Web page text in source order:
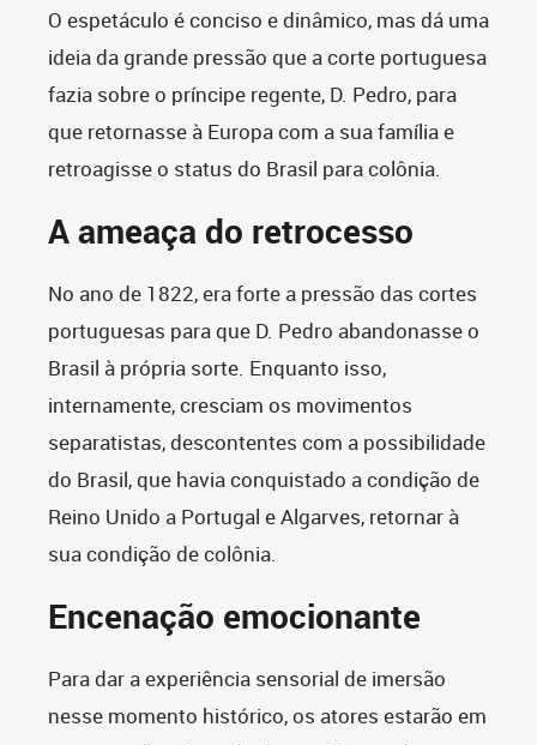
O espetáculo é conciso e dinâmico, mas dá uma
ideia da grande pressão que a corte portuguesa
fazia sobre o príncipe regente, D. Pedro, para
que retornasse à Europa com a sua família e
retroagisse o status do Brasil para colônia.
A ameaça do retrocesso
No ano de 1822, era forte a pressão das cortes
portuguesas para que D. Pedro abandonasse o
Brasil à própria sorte. Enquanto isso,
internamente, cresciam os movimentos
separatistas, descontentes com a possibilidade
do Brasil, que havia conquistado a condição de
Reino Unido a Portugal e Algarves, retornar à
sua condição de colônia.
Encenação emocionante
Para dar a experiência sensorial de imersão
nesse momento histórico, os atores estarão em